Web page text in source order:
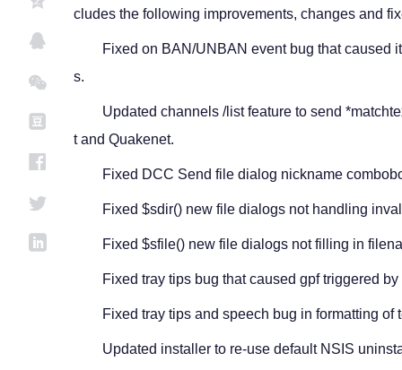
cludes the following improvements, changes and
Fixed on BAN/UNBAN event bug that caused
s.
Updated channels /list feature to send
t and Quakenet.
Fixed DCC Send file dialog nickname
Fixed $sdir() new file dialogs not handling
Fixed $sfile() new file dialogs not filling in
Fixed tray tips bug that caused gpf triggered
Fixed tray tips and speech bug in formatting of
Updated installer to re-use default NSIS